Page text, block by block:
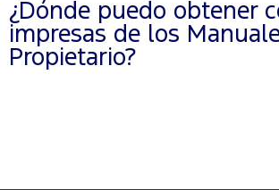
¿Dónde puedo obtener
impresas de los
Propietario?